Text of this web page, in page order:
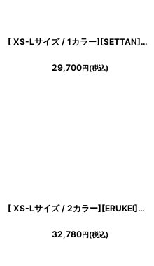
[ XS-Lサイズ / 1カラー][SETTAN]イエロー・ホルターネック・ブラックベルト・リボン・シフォン・マーメイドライン・ロングドレス[黒木麗奈着用][送料無料]
29,700円(税込)
[ XS-Lサイズ / 2カラー][ERUKEI]モノトーン・リーフ柄・花柄・レースネック・Aライン・ノースリーブ・ロングドレス・ワンピース[薗田杏奈着用][送料無料]
32,780円(税込)